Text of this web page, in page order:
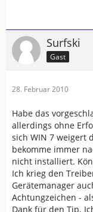
Surfski
Gast
28. Februar 2010
Habe das
allerdings ohne
sich WIN 7 weigert
bekomme immer
nicht installiert.
Ich krieg den
Gerätemanager
Achtungzeichen -
Dank für den Tip.